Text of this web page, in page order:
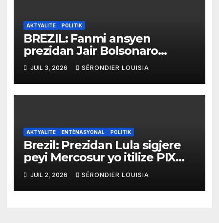
AKTYALITE POLITIK
BREZIL: Fanmi ansyen
prezidan Jair Bolsonaro
mande gouvènman ameriken
an ogmante taks sou tout
pwodui Brezil ap vann Etazini
jiska fen ane 2026 la
JUIL 3, 2026 SÉRONDIER LOUISIA
AKTYALITE ENTÈNASYONAL POLITIK
Brezil: Prezidan Lula sigjere
peyi Mercosur yo itilize PIX
kòm yon sistèm ekonomik
efikas pou fè tranzaksyon
gratis
JUIL 2, 2026 SÉRONDIER LOUISIA